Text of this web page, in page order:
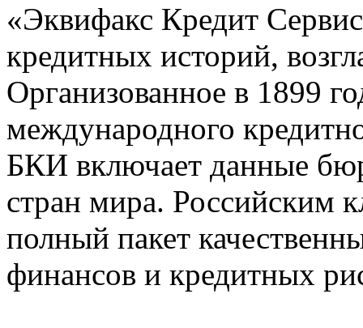
«Эквифакс Кредит
кредитных историй,
Организованное в 1899
международного
БКИ включает данные
стран мира. Российским
полный пакет
финансов и кредитных